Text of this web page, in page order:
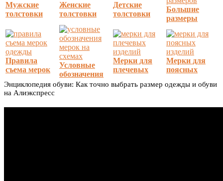
Мужские
толстовки
Женские
толстовки
Детские
толстовки
Большие
размеры
Правила
съема мерок
Условные
обозначения
Мерки для
плечевых
Мерки для
поясных
Энциклопедия обуви: Как точно выбрать размер одежды и обуви
на Алиэкспресс